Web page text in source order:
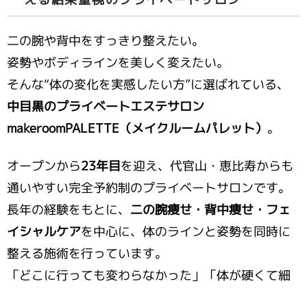
ブログ blog
二の腕や背中をすっきり整えたい。
姿勢やボディラインを美しく変えたい。
そんな“体の変化を実感したい方”に選ばれている、
中目黒のプライベートエステサロン
makeroomPALETTE（メイクルームパレット） 。
オープンから23年目を迎え、代官山・恵比寿からも
通いやすい完全予約制のプライベートサロンです。
長年の経験をもとに、 二の腕痩せ・背中痩せ・フェ
イシャルケアを中心に、体のラインと姿勢を同時に
整える施術を行っています。
「どこに行っても変わらなかった」「体が硬くて細